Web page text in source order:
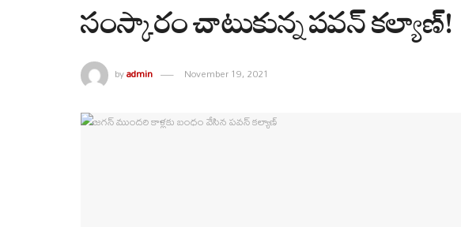
సంస్కారం చాటుకున్న పవన్ కల్యాణ్!
byadmin November 19, 2021